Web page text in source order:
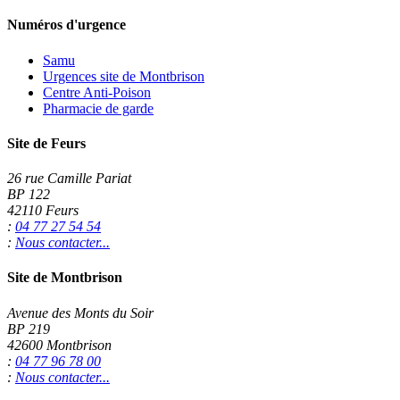
Numéros d'urgence
Samu
Urgences site de Montbrison
Centre Anti-Poison
Pharmacie de garde
Site de Feurs
26 rue Camille Pariat
BP 122
42110 Feurs
: 04 77 27 54 54
: Nous contacter...
Site de Montbrison
Avenue des Monts du Soir
BP 219
42600 Montbrison
: 04 77 96 78 00
: Nous contacter...